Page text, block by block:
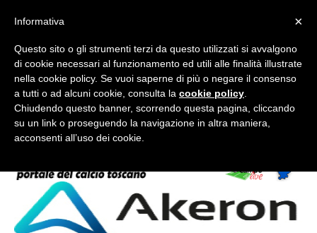
FORUM-ACCEDI
Accedi / Registrati
×
Informativa
Questo sito o gli strumenti terzi da questo utilizzati si avvalgono
di cookie necessari al funzionamento ed utili alle finalità illustrate
nella cookie policy. Se vuoi saperne di più o negare il consenso
a tutti o ad alcuni cookie, consulta la cookie policy
Chiudendo questo banner, scorrendo questa pagina, cliccando
su un link o proseguendo la navigazione in altra maniera,
acconsenti all’uso dei cookie.